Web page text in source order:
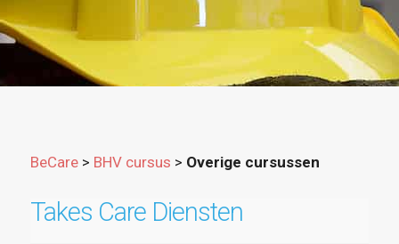
BeCare> BHV cursus > Overige cursussen
Takes Care Diensten